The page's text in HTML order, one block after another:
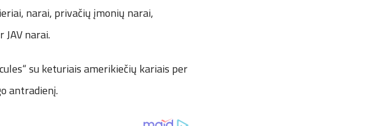
narai, privačių įmonių narai,
narai.
su keturiais amerikiečių kariais per
antradienį.